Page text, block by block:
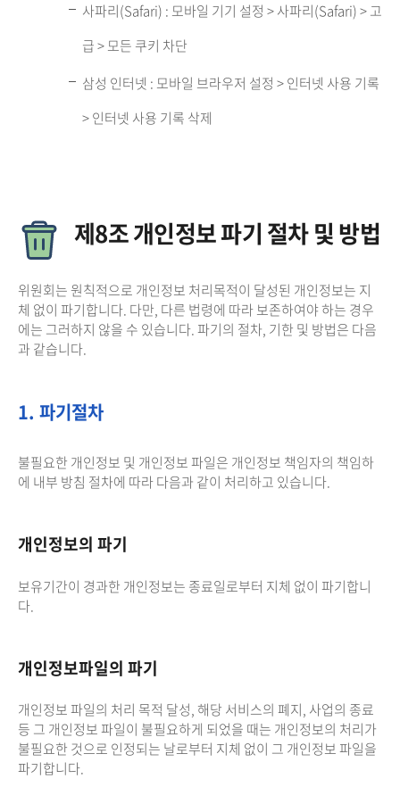
사파리(Safari) : 모바일 기기 설정 > 사파리(Safari) > 고
급 > 모든 쿠키 차단
삼성 인터넷 : 모바일 브라우저 설정 > 인터넷 사용 기록
> 인터넷 사용 기록 삭제
제8조 개인정보 파기 절차 및 방법
위원회는 원칙적으로 개인정보 처리목적이 달성된 개인정보는 지
체 없이 파기합니다. 다만, 다른 법령에 따라 보존하여야 하는 경우
에는 그러하지 않을 수 있습니다. 파기의 절차, 기한 및 방법은 다음
과 같습니다.
1. 파기절차
불필요한 개인정보 및 개인정보 파일은 개인정보 책임자의 책임하
에 내부 방침 절차에 따라 다음과 같이 처리하고 있습니다.
개인정보의 파기
보유기간이 경과한 개인정보는 종료일로부터 지체 없이 파기합니
다.
개인정보파일의 파기
개인정보 파일의 처리 목적 달성, 해당 서비스의 폐지, 사업의 종료
등 그 개인정보 파일이 불필요하게 되었을 때는 개인정보의 처리가
불필요한 것으로 인정되는 날로부터 지체 없이 그 개인정보 파일을
파기합니다.